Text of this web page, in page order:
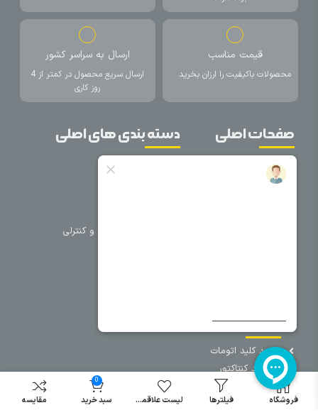
قیمت مناسب
محصولات باکیفیت را ارزان بخرید
ارسال به سراسر کشور
ارسال سریع محصول در کمتر از 4
روز کاری
صفحات اصلی
خانه
دسته بندی های اصلی
تجهیزات حفاظتی و کنترلی
سایر دسته بندی ها
خرید کلید اتومات
خرید کنتاکتور
خرید فیوز
مینیاتوری
فروشگاه فیلترها لیست علاقمندی
0
سبد خرید مقایسه